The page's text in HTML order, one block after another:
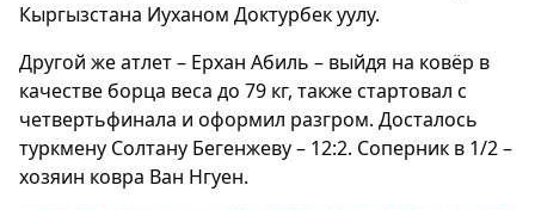
Кыргызстана Иуханом Доктурбек уулу.
Другой же атлет – Ерхан Абиль – выйдя на ковёр в
качестве борца веса до 79 кг, также стартовал с
четвертьфинала и оформил разгром. Досталось
туркмену Солтану Бегенжеву – 12:2. Соперник в 1/2 –
хозяин ковра Ван Нгуен.